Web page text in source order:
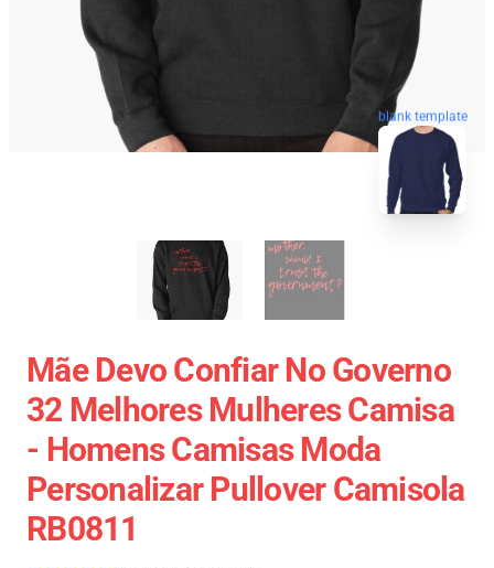
blank template
Mãe Devo Confiar No Governo
32 Melhores Mulheres Camisa
- Homens Camisas Moda
Personalizar Pullover Camisola
RB0811